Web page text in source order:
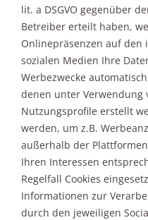
lit. a DSGVO gegenüber
Betreiber erteilt haben,
Onlinepräsenzen auf den
sozialen Medien Ihre
Werbezwecke
denen unter Verwendung
Nutzungsprofile erstellt
werden, um z.B.
außerhalb der
Ihren Interessen
Regelfall Cookies
Informationen zur
durch den jeweiligen